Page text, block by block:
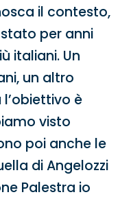
il contesto,
per anni
italiani. Un
un altro
è
visto
poi anche le
di Angelozzi
Palestra io